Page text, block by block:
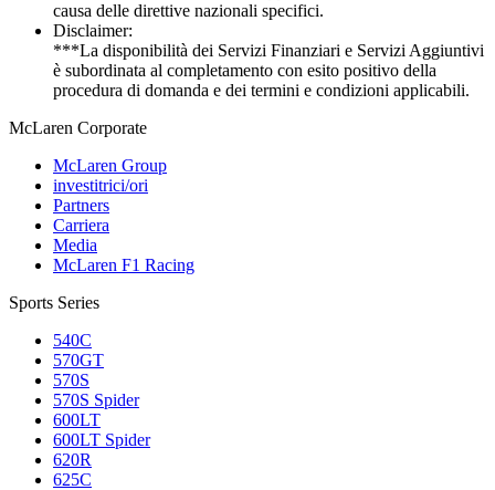
causa delle direttive nazionali specifici.
Disclaimer:
***La disponibilità dei Servizi Finanziari e Servizi Aggiuntivi
è subordinata al completamento con esito positivo della
procedura di domanda e dei termini e condizioni applicabili.
McLaren Corporate
McLaren Group
investitrici/ori
Partners
Carriera
Media
McLaren F1 Racing
Sports Series
540C
570GT
570S
570S Spider
600LT
600LT Spider
620R
625C